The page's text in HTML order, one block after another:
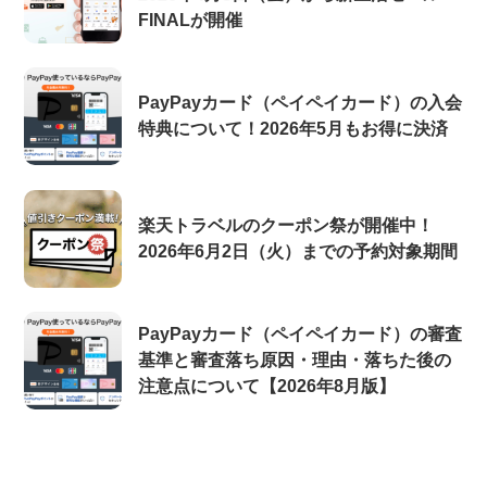
FINALが開催
PayPayカード（ペイペイカード）の入会
特典について！2026年5月もお得に決済
楽天トラベルのクーポン祭が開催中！
2026年6月2日（火）までの予約対象期間
PayPayカード（ペイペイカード）の審査
基準と審査落ち原因・理由・落ちた後の
注意点について【2026年8月版】